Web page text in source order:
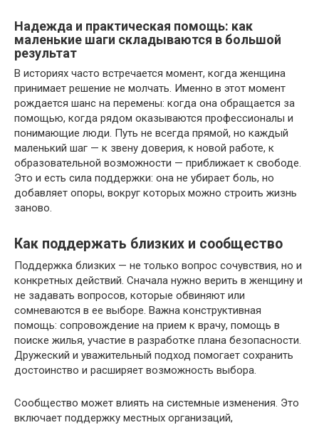
Надежда и практическая помощь: как
маленькие шаги складываются в большой
результат
В историях часто встречается момент, когда женщина
принимает решение не молчать. Именно в этот момент
рождается шанс на перемены: когда она обращается за
помощью, когда рядом оказываются профессионалы и
понимающие люди. Путь не всегда прямой, но каждый
маленький шаг — к звену доверия, к новой работе, к
образовательной возможности — приближает к свободе.
Это и есть сила поддержки: она не убирает боль, но
добавляет опоры, вокруг которых можно строить жизнь
заново.
Как поддержать близких и сообщество
Поддержка близких — не только вопрос сочувствия, но и
конкретных действий. Сначала нужно верить в женщину и
не задавать вопросов, которые обвиняют или
сомневаются в ее выборе. Важна конструктивная
помощь: сопровождение на прием к врачу, помощь в
поиске жилья, участие в разработке плана безопасности.
Дружеский и уважительный подход помогает сохранить
достоинство и расширяет возможность выбора.
Сообщество может влиять на системные изменения. Это
включает поддержку местных организаций,